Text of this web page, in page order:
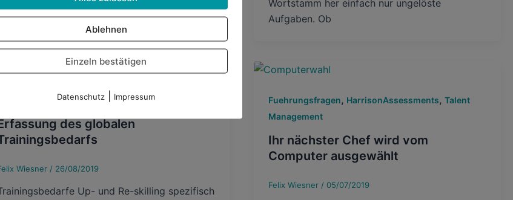
Wortstamm her einfach nur ungelöste
Aufgaben. Ob
,Talent Management
des globalen
Wiesner / 26/08/2019
Up- und Re-skilling spezifisch
Fuehrungsfragen, HarrisonAssessments, Talent
Management
Ihr nächster Chef wird vom
Computer ausgewählt
Felix Wiesner / 05/07/2019
Ablehnen
Einzeln bestätigen
Datenschutz Impressum